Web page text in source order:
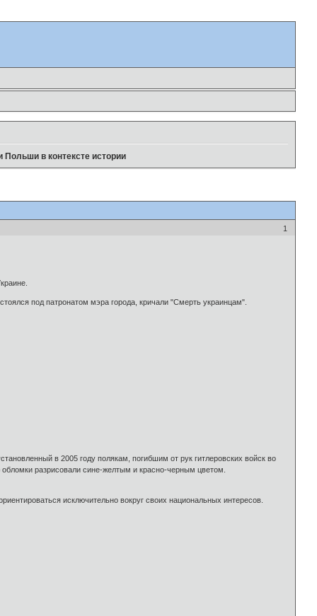
в контексте истории
1
под патронатом мэра города, кричали "Смерть украинцам".
в 2005 году полякам, погибшим от рук гитлеровских войск во
разрисовали сине-желтым и красно-черным цветом.
исключительно вокруг своих национальных интересов.